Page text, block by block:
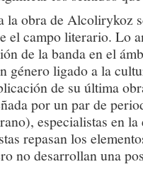
la obra de Alcolirykoz
el campo literario. Lo
de la banda en el
género ligado a la
de su última
por un par de
especialistas en la
repasan los
no desarrollan una